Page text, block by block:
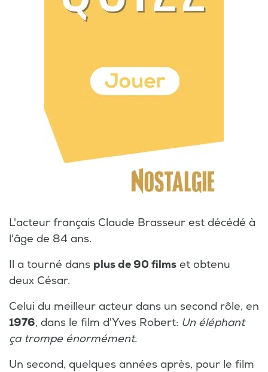
L'acteur français Claude Brasseur est décédé à
l'âge de 84 ans.
Il a tourné dans plus de 90 films et obtenu
deux César.
Celui du meilleur acteur dans un second rôle, en
1976, dans le film d'Yves Robert: Un éléphant
ça trompe énormément.
Un second, quelques années après, pour le film